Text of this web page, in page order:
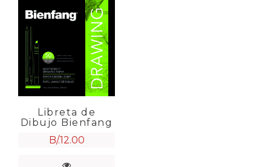
Libreta de
Dibujo Bienfang
B/.12.00